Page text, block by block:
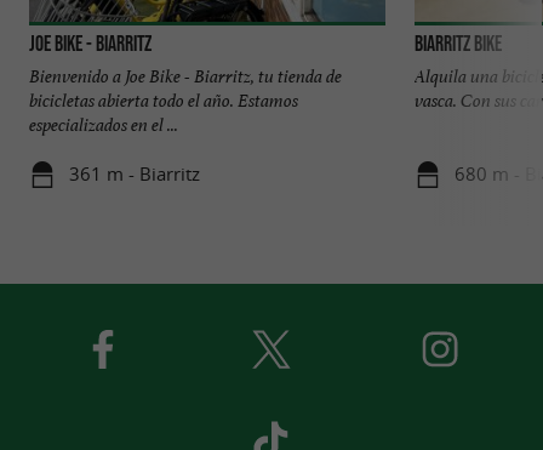
JOE BIKE - Biarritz
Bienvenido a Joe Bike - Biarritz, tu tienda de
bicicletas abierta todo el año. Estamos
especializados en el ...
361 m - Biarritz
Biarritz Bike
Alquila una
vasca. Con sus
680 m -